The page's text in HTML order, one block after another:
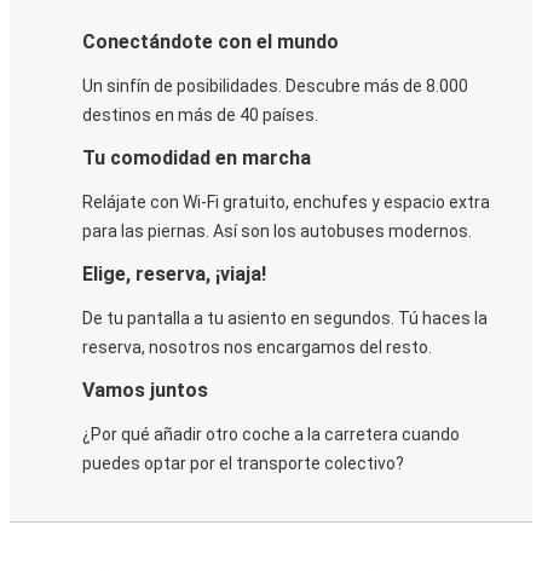
Conectándote con el mundo
Un sinfín de posibilidades. Descubre más de 8.000
destinos en más de 40 países.
Tu comodidad en marcha
Relájate con Wi-Fi gratuito, enchufes y espacio extra
para las piernas. Así son los autobuses modernos.
Elige, reserva, ¡viaja!
De tu pantalla a tu asiento en segundos. Tú haces la
reserva, nosotros nos encargamos del resto.
Vamos juntos
¿Por qué añadir otro coche a la carretera cuando
puedes optar por el transporte colectivo?